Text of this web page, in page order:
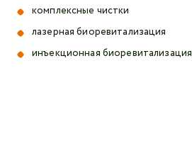
комплексные чистки
лазерная биоревитализация
инъекционная биоревитализация